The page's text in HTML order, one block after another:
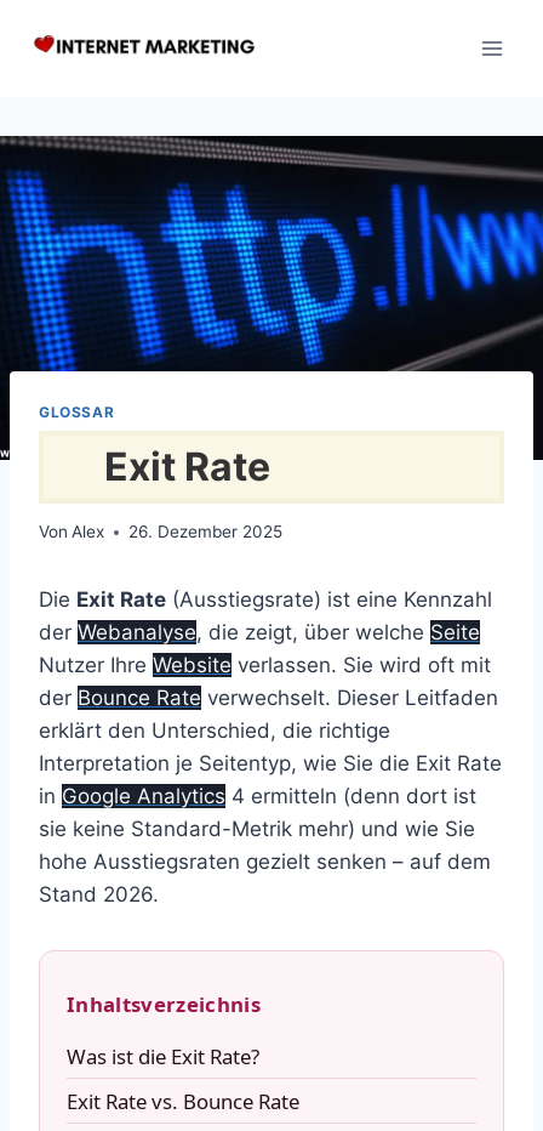
Inhalt
GLOSSAR
Exit Rate
Von Alex 26. Dezember 2025
Die Exit Rate (Ausstiegsrate) ist eine Kennzahl
der Webanalyse, die zeigt, über welche Seite
Nutzer Ihre Website verlassen. Sie wird oft mit
der Bounce Rate verwechselt. Dieser Leitfaden
erklärt den Unterschied, die richtige
Interpretation je Seitentyp, wie Sie die Exit Rate
in Google Analytics 4 ermitteln (denn dort ist
sie keine Standard-Metrik mehr) und wie Sie
hohe Ausstiegsraten gezielt senken – auf dem
Stand 2026.
Inhaltsverzeichnis
Was ist die Exit Rate?
Exit Rate vs. Bounce Rate